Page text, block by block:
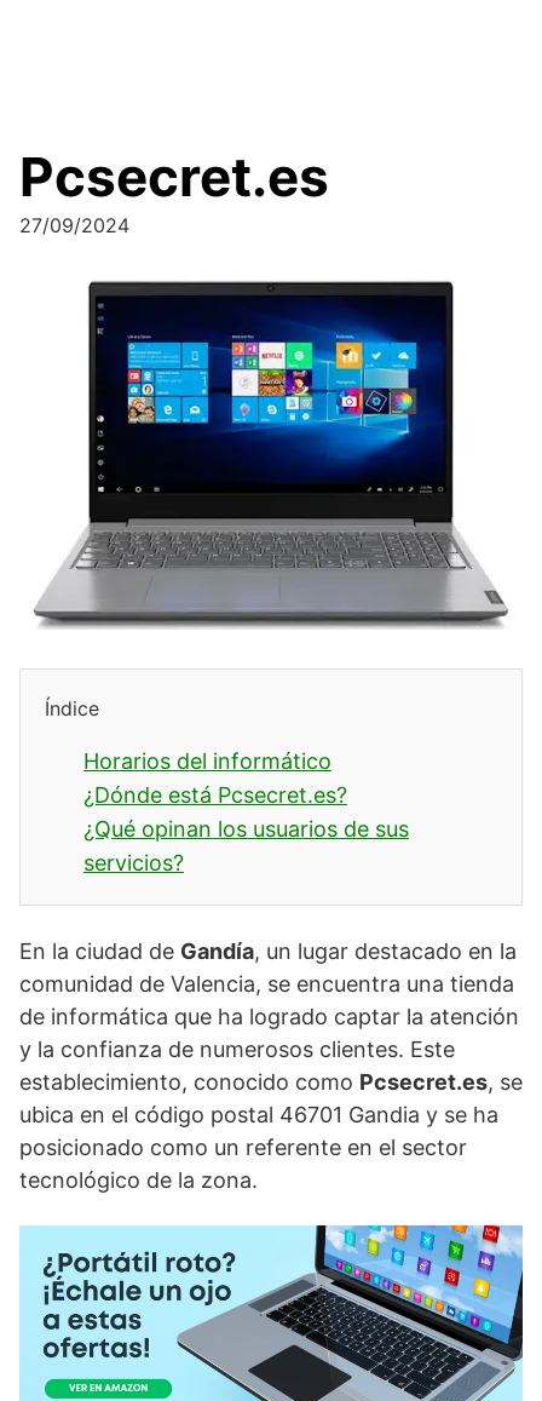
Pcsecret.es
27/09/2024
Índice
Horarios del informático
¿Dónde está Pcsecret.es?
¿Qué opinan los usuarios de sus
servicios?
En la ciudad de Gandía, un lugar destacado en la
comunidad de Valencia, se encuentra una tienda
de informática que ha logrado captar la atención
y la confianza de numerosos clientes. Este
establecimiento, conocido como Pcsecret.es, se
ubica en el código postal 46701 Gandia y se ha
posicionado como un referente en el sector
tecnológico de la zona.